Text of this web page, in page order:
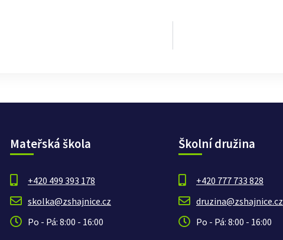
Mateřská škola
+420 499 393 178
skolka@zshajnice.cz
Po - Pá: 8:00 - 16:00
Školní družina
+420 777 733 828
druzina@zshajnice.cz
Po - Pá: 8:00 - 16:00